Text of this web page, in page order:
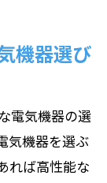
機器選び
電気機器の選
気機器を選ぶ
れば高性能な